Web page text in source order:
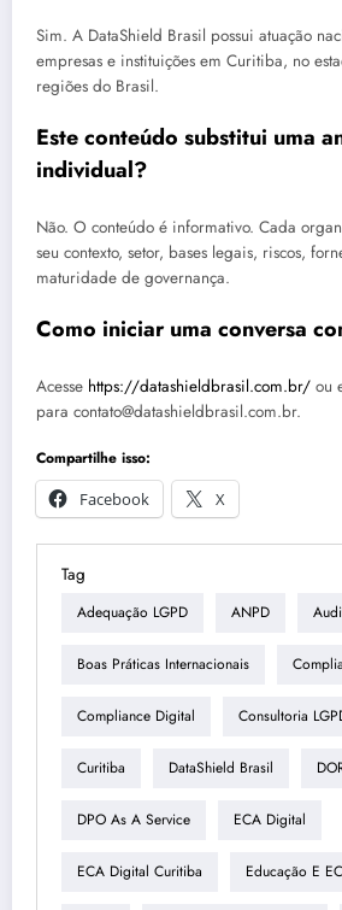
Sim. A DataShield Brasil possui atuação
empresas e instituições em Curitiba, no
regiões do Brasil.
Este conteúdo substitui uma
individual?
Não. O conteúdo é informativo. Cada
seu contexto, setor, bases legais, riscos,
maturidade de governança.
Como iniciar uma conversa
Acesse https://datashieldbrasil.com.br/ ou
para contato@datashieldbrasil.com.br.
Compartilhe isso:
Facebook
X
Tag
Adequação LGPD ANPD
Boas Práticas Internacionais
Compliance Digital Consultoria
Curitiba DataShield Brasil
DPO As A Service ECA Digital
ECA Digital Curitiba Educação E